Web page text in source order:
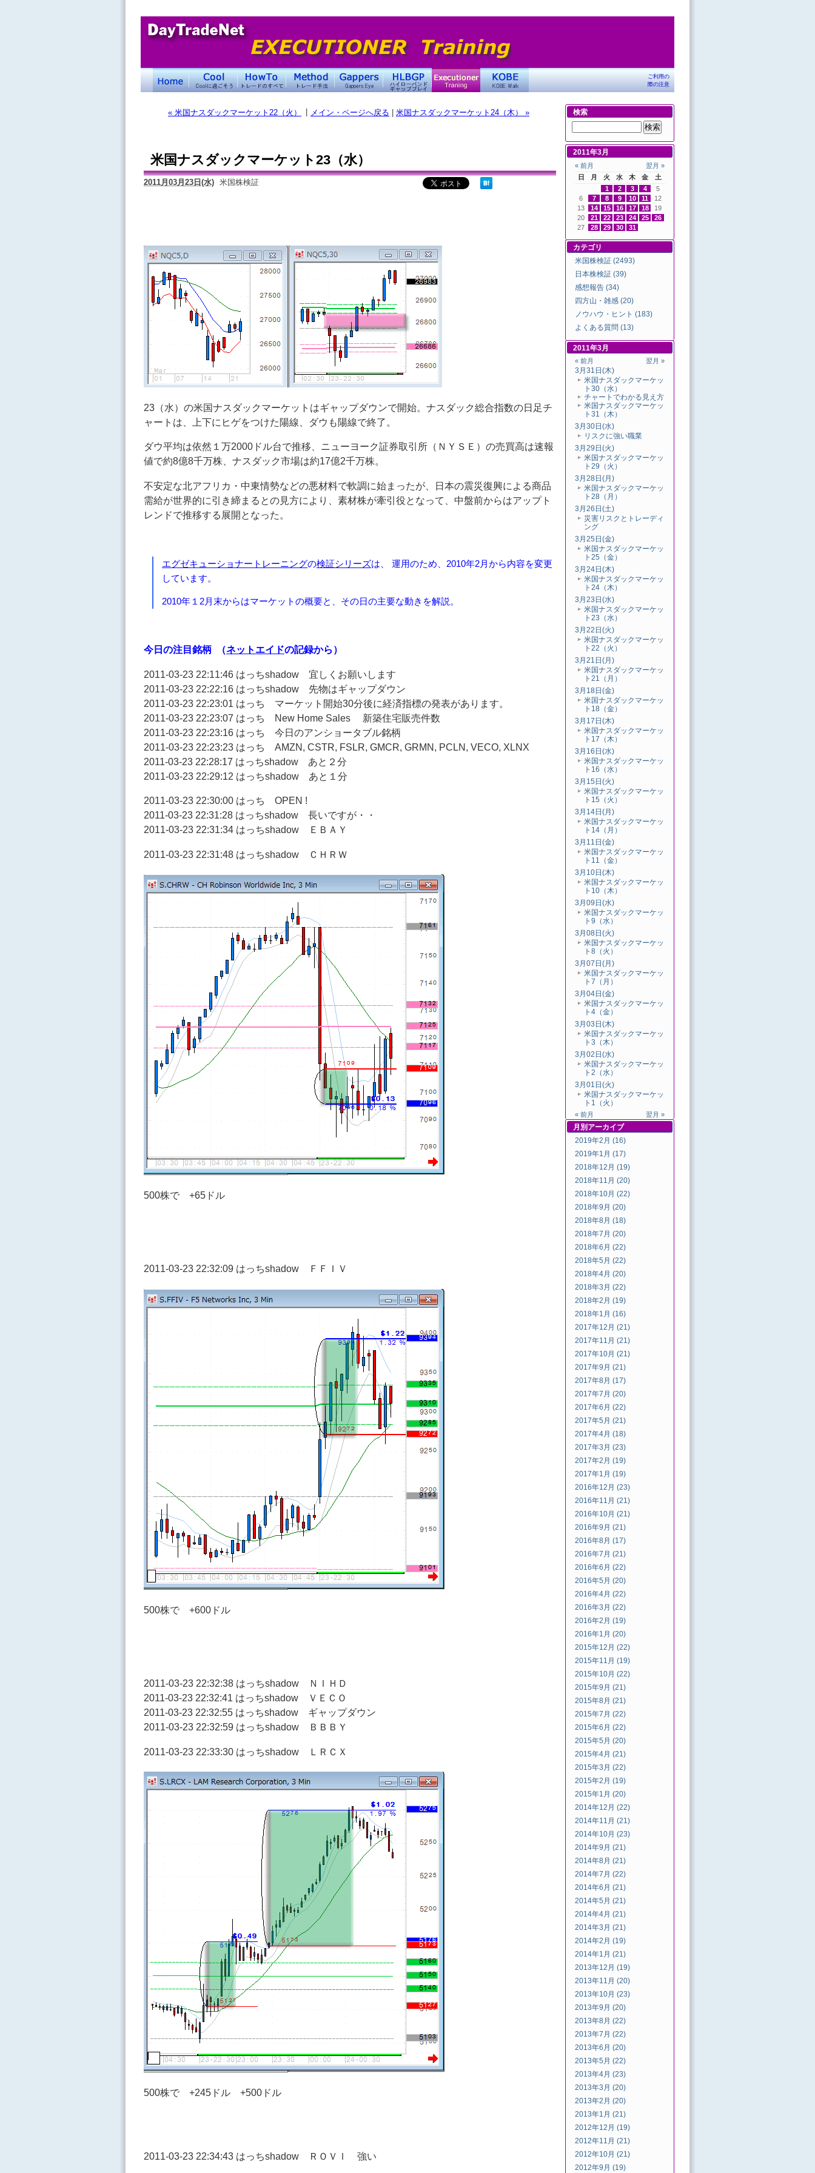
ご利用の
際の注意
« 米国ナスダックマーケット22（火） メイン・ページへ戻る 米国ナスダックマーケット24（木） »
米国ナスダックマーケット23（水）
2011月03月23日(水) 米国株検証
23（水）の米国ナスダックマーケットはギャップダウンで開始。ナスダック総合指数の日足チ
ャートは、上下にヒゲをつけた陽線、ダウも陽線で終了。
ダウ平均は依然１万2000ドル台で推移、ニューヨーク証券取引所（ＮＹＳＥ）の売買高は速報
値で約8億8千万株、ナスダック市場は約17億2千万株。
不安定な北アフリカ・中東情勢などの悪材料で軟調に始まったが、日本の震災復興による商品
需給が世界的に引き締まるとの見方により、素材株が牽引役となって、中盤前からはアップト
レンドで推移する展開となった。
エグゼキューショナートレーニングの検証シリーズは、 運用のため、2010年2月から内容を変更
しています。
2010年１2月末からはマーケットの概要と、その日の主要な動きを解説。
今日の注目銘柄 （ネットエイドの記録から）
2011-03-23 22:11:46 はっちshadow 宜しくお願いします
2011-03-23 22:22:16 はっちshadow 先物はギャップダウン
2011-03-23 22:23:01 はっち マーケット開始30分後に経済指標の発表があります。
2011-03-23 22:23:07 はっち New Home Sales 新築住宅販売件数
2011-03-23 22:23:16 はっち 今日のアンショータブル銘柄
2011-03-23 22:23:23 はっち AMZN, CSTR, FSLR, GMCR, GRMN, PCLN, VECO, XLNX
2011-03-23 22:28:17 はっちshadow あと２分
2011-03-23 22:29:12 はっちshadow あと１分
2011-03-23 22:30:00 はっち OPEN !
2011-03-23 22:31:28 はっちshadow 長いですが・・
2011-03-23 22:31:34 はっちshadow ＥＢＡＹ
2011-03-23 22:31:48 はっちshadow ＣＨＲＷ
500株で +65ドル
2011-03-23 22:32:09 はっちshadow ＦＦＩＶ
500株で +600ドル
2011-03-23 22:32:38 はっちshadow ＮＩＨＤ
2011-03-23 22:32:41 はっちshadow ＶＥＣＯ
2011-03-23 22:32:55 はっちshadow ギャップダウン
2011-03-23 22:32:59 はっちshadow ＢＢＢＹ
2011-03-23 22:33:30 はっちshadow ＬＲＣＸ
500株で +245ドル +500ドル
2011-03-23 22:34:43 はっちshadow ＲＯＶＩ 強い
検索
2011年3月
« 前月
翌月 »
日
月 火 水 木 金
土
1
2 3 4
5
6
7 8 9 10 11
12
13
14 15 16 17 18
19
20
21 22 23 24 25
26
27
28 29 30 31
カテゴリ
米国株検証 (2493)
日本株検証 (39)
感想報告 (34)
四方山・雑感 (20)
ノウハウ・ヒント (183)
よくある質問 (13)
2011年3月
« 前月 翌月 »
3月31日(木)
米国ナスダックマーケッ
ト30（水）
チャートでわかる見え方
米国ナスダックマーケッ
ト31（木）
3月30日(水)
リスクに強い職業
3月29日(火)
米国ナスダックマーケッ
ト29（火）
3月28日(月)
米国ナスダックマーケッ
ト28（月）
3月26日(土)
災害リスクとトレーディ
ング
3月25日(金)
米国ナスダックマーケッ
ト25（金）
3月24日(木)
米国ナスダックマーケッ
ト24（木）
3月23日(水)
米国ナスダックマーケッ
ト23（水）
3月22日(火)
米国ナスダックマーケッ
ト22（火）
3月21日(月)
米国ナスダックマーケッ
ト21（月）
3月18日(金)
米国ナスダックマーケッ
ト18（金）
3月17日(木)
米国ナスダックマーケッ
ト17（木）
3月16日(水)
米国ナスダックマーケッ
ト16（水）
3月15日(火)
米国ナスダックマーケッ
ト15（火）
3月14日(月)
米国ナスダックマーケッ
ト14（月）
3月11日(金)
米国ナスダックマーケッ
ト11（金）
3月10日(木)
米国ナスダックマーケッ
ト10（木）
3月09日(水)
米国ナスダックマーケッ
ト9（水）
3月08日(火)
米国ナスダックマーケッ
ト8（火）
3月07日(月)
米国ナスダックマーケッ
ト7（月）
3月04日(金)
米国ナスダックマーケッ
ト4（金）
3月03日(木)
米国ナスダックマーケッ
ト3（木）
3月02日(水)
米国ナスダックマーケッ
ト2（水）
3月01日(火)
米国ナスダックマーケッ
ト1（火）
« 前月 翌月 »
月別 アーカイブ
2019年2月 (16)
2019年1月 (17)
2018年12月 (19)
2018年11月 (20)
2018年10月 (22)
2018年9月 (20)
2018年8月 (18)
2018年7月 (20)
2018年6月 (22)
2018年5月 (22)
2018年4月 (20)
2018年3月 (22)
2018年2月 (19)
2018年1月 (16)
2017年12月 (21)
2017年11月 (21)
2017年10月 (21)
2017年9月 (21)
2017年8月 (17)
2017年7月 (20)
2017年6月 (22)
2017年5月 (21)
2017年4月 (18)
2017年3月 (23)
2017年2月 (19)
2017年1月 (19)
2016年12月 (23)
2016年11月 (21)
2016年10月 (21)
2016年9月 (21)
2016年8月 (17)
2016年7月 (21)
2016年6月 (22)
2016年5月 (20)
2016年4月 (22)
2016年3月 (22)
2016年2月 (19)
2016年1月 (20)
2015年12月 (22)
2015年11月 (19)
2015年10月 (22)
2015年9月 (21)
2015年8月 (21)
2015年7月 (22)
2015年6月 (22)
2015年5月 (20)
2015年4月 (21)
2015年3月 (22)
2015年2月 (19)
2015年1月 (20)
2014年12月 (22)
2014年11月 (21)
2014年10月 (23)
2014年9月 (21)
2014年8月 (21)
2014年7月 (22)
2014年6月 (21)
2014年5月 (21)
2014年4月 (21)
2014年3月 (21)
2014年2月 (19)
2014年1月 (21)
2013年12月 (19)
2013年11月 (20)
2013年10月 (23)
2013年9月 (20)
2013年8月 (22)
2013年7月 (22)
2013年6月 (20)
2013年5月 (22)
2013年4月 (23)
2013年3月 (20)
2013年2月 (20)
2013年1月 (21)
2012年12月 (19)
2012年11月 (21)
2012年10月 (21)
2012年9月 (19)